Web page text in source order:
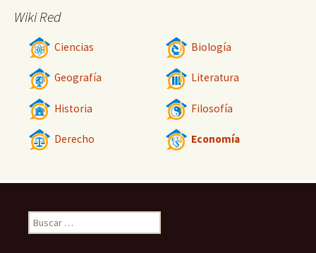
Wiki Red
Ciencias Biología
Geografía Literatura
Historia Filosofía
Derecho Economía
Buscar: